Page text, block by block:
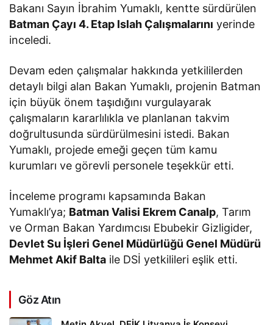
Bakanı Sayın İbrahim Yumaklı, kentte sürdürülen
Batman Çayı 4. Etap Islah Çalışmalarını yerinde
inceledi.
Devam eden çalışmalar hakkında yetkililerden
detaylı bilgi alan Bakan Yumaklı, projenin Batman
için büyük önem taşıdığını vurgulayarak
çalışmaların kararlılıkla ve planlanan takvim
doğrultusunda sürdürülmesini istedi. Bakan
Yumaklı, projede emeği geçen tüm kamu
kurumları ve görevli personele teşekkür etti.
İnceleme programı kapsamında Bakan
Yumaklı’ya; Batman Valisi Ekrem Canalp, Tarım
ve Orman Bakan Yardımcısı Ebubekir Gizligider,
Devlet Su İşleri Genel Müdürlüğü Genel Müdürü
Mehmet Akif Balta ile DSİ yetkilileri eşlik etti.
Göz Atın